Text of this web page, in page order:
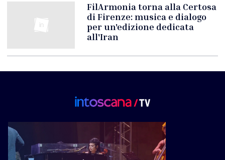
FilArmonia torna alla Certosa
di Firenze: musica e dialogo
per un'edizione dedicata
all'Iran